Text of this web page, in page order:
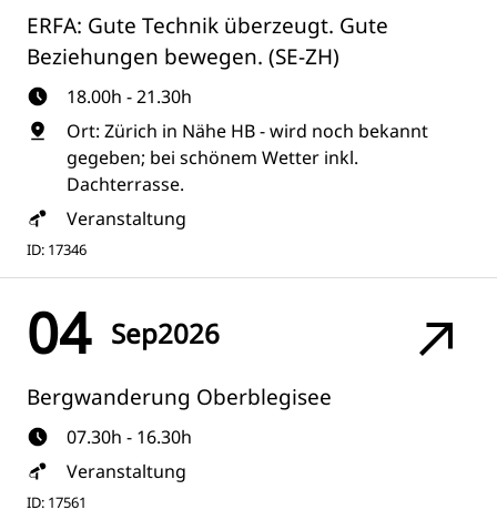
ERFA: Gute Technik überzeugt. Gute
Beziehungen bewegen. (SE-ZH)
18.00h - 21.30h
Ort: Zürich in Nähe HB - wird noch bekannt
gegeben; bei schönem Wetter inkl.
Dachterrasse.
Veranstaltung
ID: 17346
04 Sep2026
Bergwanderung Oberblegisee
07.30h - 16.30h
Veranstaltung
ID: 17561